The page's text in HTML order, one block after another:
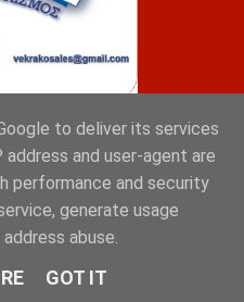
to deliver its services
and user-agent are
performance and security
generate usage
abuse.
GOT IT